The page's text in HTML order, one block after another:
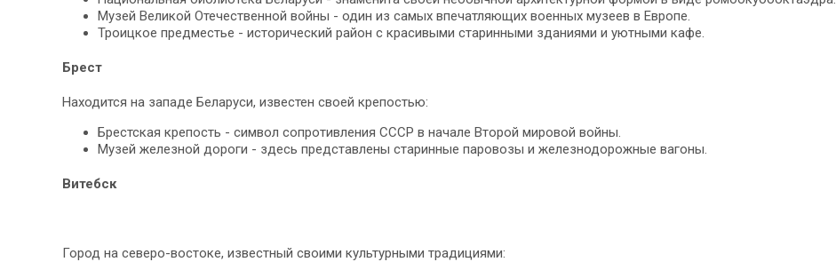
Музей Великой Отечественной войны - один из самых впечатляющих военных музеев в Европе.
Троицкое предместье - исторический район с красивыми старинными зданиями и уютными кафе.
Брест
Находится на западе Беларуси, известен своей крепостью:
Брестская крепость - символ сопротивления СССР в начале Второй мировой войны.
Музей железной дороги - здесь представлены старинные паровозы и железнодорожные вагоны.
Витебск
Город на северо-востоке, известный своими культурными традициями: